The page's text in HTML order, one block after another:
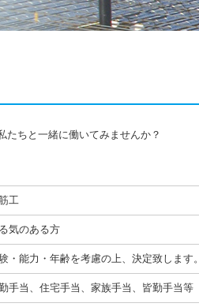
たちと一緒に働いてみませんか？
工
気のある方
・能力・年齢を考慮の上、決定致します。
手当、住宅手当、家族手当、皆勤手当等